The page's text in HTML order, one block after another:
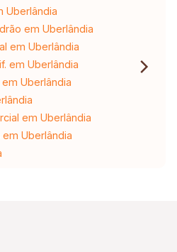
Uberlândia
em Uberlândia
em Uberlândia
em Uberlândia
Uberlândia
em Uberlândia
Uberlândia